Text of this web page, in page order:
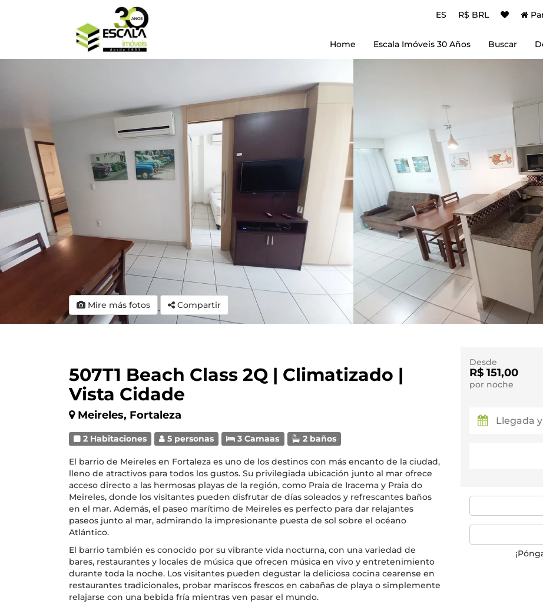
ES R$ BRL
Home Escala Imóveis 30 Años Buscar
Mire más fotos Compartir
507T1 Beach Class 2Q | Climatizado |
Vista Cidade
Meireles, Fortaleza
2 Habitaciones 5 personas 3 Camaas 2 baños
El barrio de Meireles en Fortaleza es uno de los destinos con más encanto de la ciudad,
lleno de atractivos para todos los gustos. Su privilegiada ubicación junto al mar ofrece
acceso directo a las hermosas playas de la región, como Praia de Iracema y Praia do
Meireles, donde los visitantes pueden disfrutar de días soleados y refrescantes baños
en el mar. Además, el paseo marítimo de Meireles es perfecto para dar relajantes
paseos junto al mar, admirando la impresionante puesta de sol sobre el océano
Atlántico.
El barrio también es conocido por su vibrante vida nocturna, con una variedad de
bares, restaurantes y locales de música que ofrecen música en vivo y entretenimiento
durante toda la noche. Los visitantes pueden degustar la deliciosa cocina cearense en
restaurantes tradicionales, probar mariscos frescos en cabañas de playa o simplemente
relajarse con una bebida fría mientras ven pasar el mundo.
Desde
R$ 151,00
por noche